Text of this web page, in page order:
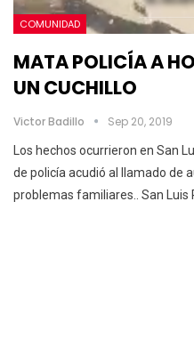
COMUNIDAD
MATA POLICÍA A
UN CUCHILLO
Victor Badillo Sep 20, 2019
Los hechos ocurrieron en San
de policía acudió al llamado de
problemas familiares.. San Luis